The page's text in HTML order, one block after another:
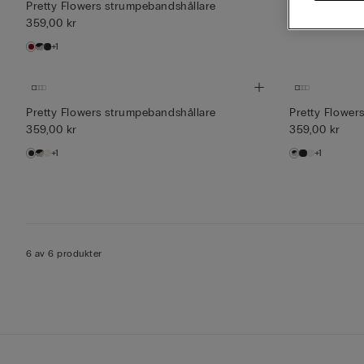
Pretty Flowers strumpebandshållare
359,00 kr
+1
Pretty Flowers strumpebandshållare
359,00 kr
+1
Pretty
359,00 kr
+1
6 av 6 produkter